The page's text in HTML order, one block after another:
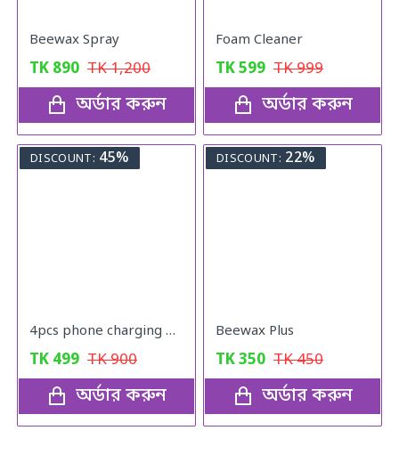
Beewax Spray
TK 890 TK1,200
অর্ডার করুন
Foam Cleaner
TK599 TK999
অর্ডার করুন
DISCOUNT: 45%
4pcs phone charging bracket wall mounted holder
TK 499 TK900
অর্ডার করুন
DISCOUNT: 22%
Beewax Plus
TK350 TK450
অর্ডার করুন